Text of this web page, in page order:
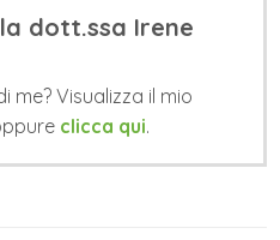
dott.ssa Irene
me? Visualizza il mio
clicca qui.